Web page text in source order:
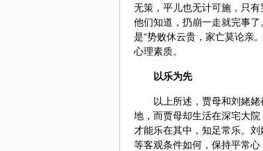
无策，平儿也无计可施，只
他们知道，扔崩一走就完事
是“势败休云贵，家亡莫论亲
心理素质。
以乐为先
以上所述，贾母和刘姥
地，而贾母却生活在深宅大
才能乐在其中，知足常乐。
等客观条件如何，保持平常心